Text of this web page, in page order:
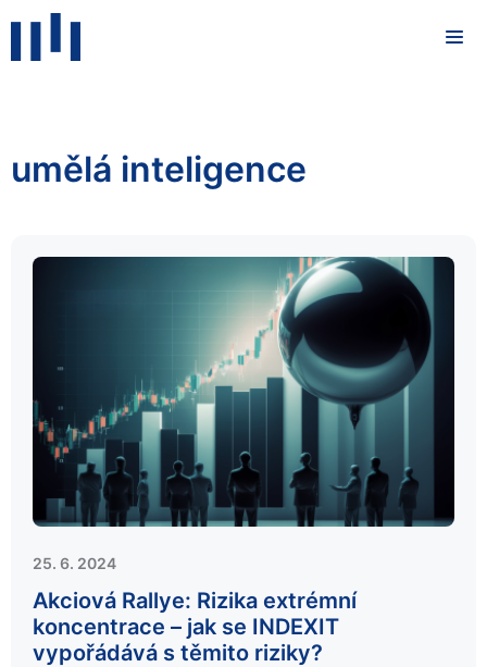
umělá inteligence
25. 6. 2024
Akciová Rallye: Rizika extrémní
koncentrace – jak se INDEXIT
vypořádává s těmito riziky?